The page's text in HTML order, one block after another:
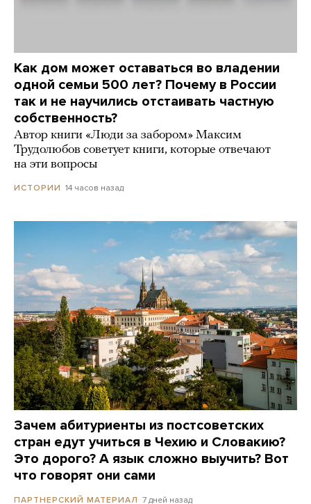
Как дом может оставаться во владении
одной семьи 500 лет? Почему в России
так и не научились отстаивать частную
собственность?
Автор книги «Люди за забором» Максим
Трудолюбов советует книги, которые отвечают
на эти вопросы
ИСТОРИИ 14 часов назад
Зачем абитуриенты из постсоветских
стран едут учиться в Чехию и Словакию?
Это дорого? А язык сложно выучить? Вот
что говорят они сами
ПАРТНЕРСКИЙ МАТЕРИАЛ 7 дней назад